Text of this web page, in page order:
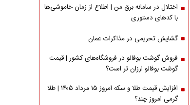
اختلال در سامانه برق من | اطلاع از زمان خاموشی‌ها
با کدهای دستوری
گشایش تحریمی در مذاکرات عمان
فروش گوشت بوفالو در فروشگاه‌های کشور | قیمت
گوشت بوفالو ارزان تر است؟
افزایش قیمت طلا و سکه امروز ۱۵ مرداد ۱۴۰۵ | طلا
گرمی امروز چند؟